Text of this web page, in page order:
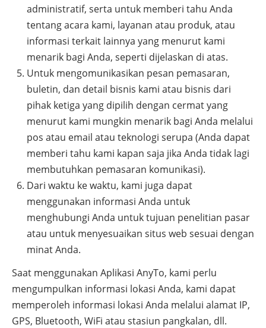
administratif, serta untuk memberi tahu Anda
tentang acara kami, layanan atau produk, atau
informasi terkait lainnya yang menurut kami
menarik bagi Anda, seperti dijelaskan di atas.
Untuk mengomunikasikan pesan pemasaran,
buletin, dan detail bisnis kami atau bisnis dari
pihak ketiga yang dipilih dengan cermat yang
menurut kami mungkin menarik bagi Anda melalui
pos atau email atau teknologi serupa (Anda dapat
memberi tahu kami kapan saja jika Anda tidak lagi
membutuhkan pemasaran komunikasi).
Dari waktu ke waktu, kami juga dapat
menggunakan informasi Anda untuk
menghubungi Anda untuk tujuan penelitian pasar
atau untuk menyesuaikan situs web sesuai dengan
minat Anda.
Saat menggunakan Aplikasi AnyTo, kami perlu
mengumpulkan informasi lokasi Anda, kami dapat
memperoleh informasi lokasi Anda melalui alamat IP,
GPS, Bluetooth, WiFi atau stasiun pangkalan, dll.